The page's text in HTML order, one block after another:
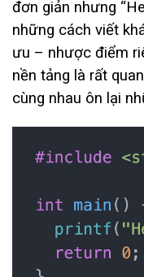
đơn giản nhưng
những cách viết
ưu – nhược điểm
nền tảng là rất
cùng nhau ôn lại